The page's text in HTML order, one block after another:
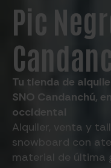
Pic
Tu tienda de
SNO Candanchú,
occidental
Alquiler, venta y
snowboard con
material de última